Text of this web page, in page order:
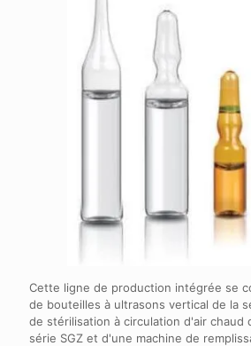
Cette ligne de production intégrée se
de bouteilles à ultrasons vertical de la
de stérilisation à circulation d'air chaud
série SGZ et d'une machine de